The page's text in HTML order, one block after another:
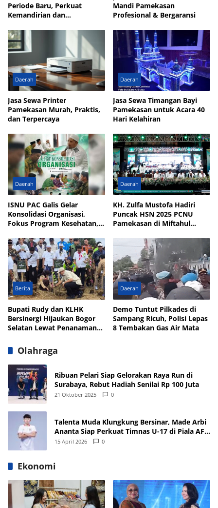
Periode Baru, Perkuat
Kemandirian dan
Mandi Pamekasan
Profesional & Bergaransi
Daerah
Jasa Sewa Printer
Pamekasan Murah, Praktis,
dan Terpercaya
Daerah
Jasa Sewa Timangan Bayi
Pamekasan untuk Acara 40
Hari Kelahiran
Daerah
ISNU PAC Galis Gelar
Konsolidasi Organisasi,
Fokus Program Kesehatan,
Daerah
KH. Zulfa Mustofa Hadiri
Puncak HSN 2025 PCNU
Pamekasan di Miftahul
Berita
Bupati Rudy dan KLHK
Bersinergi Hijaukan Bogor
Selatan Lewat Penanaman
Daerah
Demo Tuntut Pilkades di
Sampang Ricuh, Polisi Lepas
8 Tembakan Gas Air Mata
Olahraga
Ribuan Pelari Siap Gelorakan Raya Run di
Surabaya, Rebut Hadiah Senilai Rp 100 Juta
21 Oktober 2025 0
Talenta Muda Klungkung Bersinar, Made Arbi
Ananta Siap Perkuat Timnas U-17 di Piala AFF
dan Asia 2026
15 April 2026 0
Ekonomi